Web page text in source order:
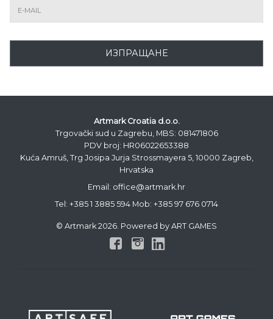
ИЗПРАЩАНЕ
Artmark Croatia d.o.o.
Trgovački sud u Zagrebu, MBS: 081471806
PDV broj: HR06022653388
Kuća Amruš, Trg Josipa Jurja Strossmayera 5, 10000 Zagreb,
Hrvatska
Email: office@artmark.hr
Tel: +385 1 3885 594 Mob: +385 97 676 0714
© Artmark 2026. Powered by ART GAMES